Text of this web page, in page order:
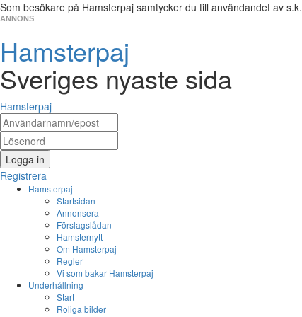
Som besökare på Hamsterpaj samtycker du till användandet av s.k.
ANNONS
Hamsterpaj
Sveriges nyaste sida
Hamsterpaj
Logga in
Registrera
Hamsterpaj
Startsidan
Annonsera
Förslagslådan
Hamsternytt
Om Hamsterpaj
Regler
Vi som bakar Hamsterpaj
Underhållning
Start
Roliga bilder